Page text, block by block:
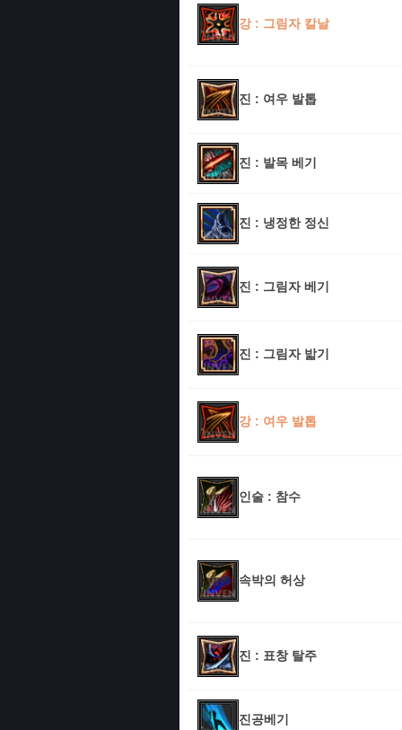
강 : 그림자 칼날
진 : 여우 발톱
진 : 발목 베기
진 : 냉정한 정신
진 : 그림자 베기
진 : 그림자 밟기
강 : 여우 발톱
인술 : 참수
속박의 허상
진 : 표창 탈주
진공베기